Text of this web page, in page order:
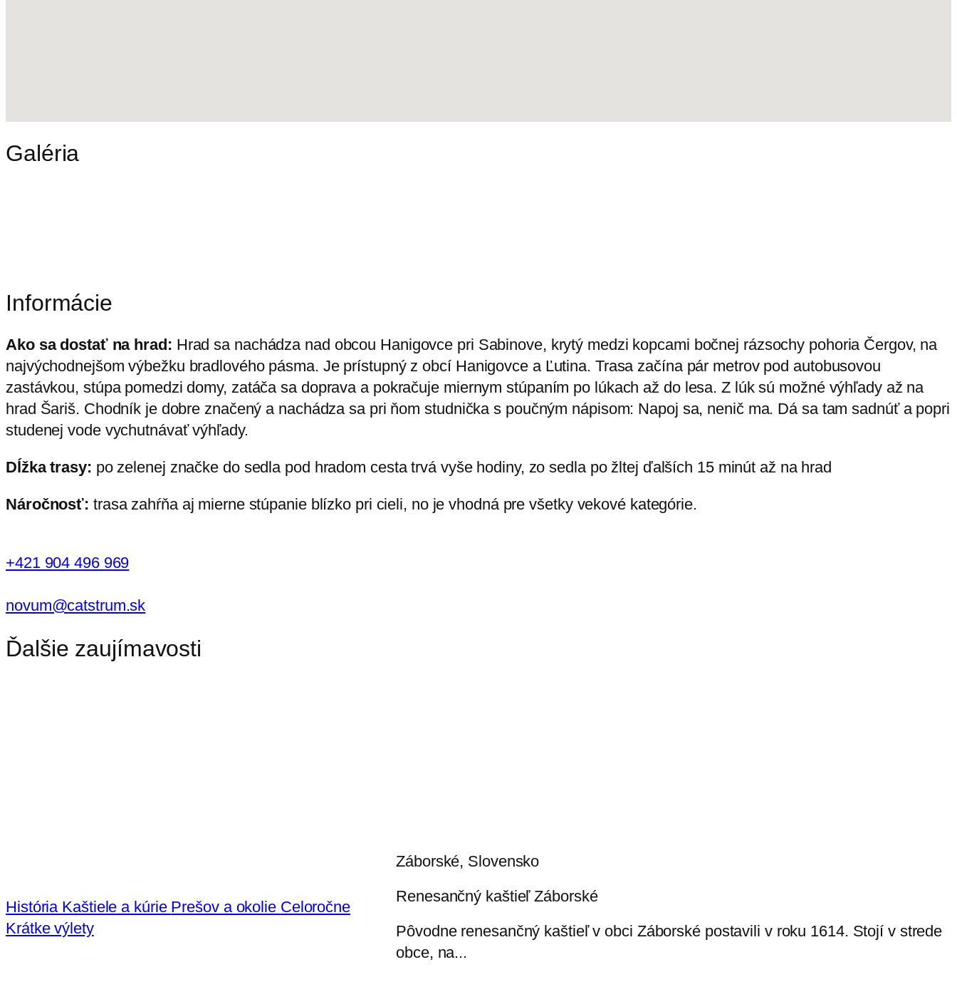
Galéria
Informácie
Ako sa dostať na hrad: Hrad sa nachádza nad obcou Hanigovce pri Sabinove, krytý medzi kopcami bočnej rázsochy pohoria Čergov, na
najvýchodnejšom výbežku bradlového pásma. Je prístupný z obcí Hanigovce a Ľutina. Trasa začína pár metrov pod autobusovou
zastávkou, stúpa pomedzi domy, zatáča sa doprava a pokračuje miernym stúpaním po lúkach až do lesa. Z lúk sú možné výhľady až na
hrad Šariš. Chodník je dobre značený a nachádza sa pri ňom studnička s poučným nápisom: Napoj sa, nenič ma. Dá sa tam sadnúť a popri
studenej vode vychutnávať výhľady.
Dĺžka trasy: po zelenej značke do sedla pod hradom cesta trvá vyše hodiny, zo sedla po žltej ďalších 15 minút až na hrad
Náročnosť: trasa zahŕňa aj mierne stúpanie blízko pri cieli, no je vhodná pre všetky vekové kategórie.
+421 904 496 969
novum@catstrum.sk
Ďalšie zaujímavosti
História Kaštiele a kúrie Prešov a okolie Celoročne
Krátke výlety
Záborské, Slovensko
Renesančný kaštieľ Záborské
Pôvodne renesančný kaštieľ v obci Záborské postavili v roku 1614. Stojí v strede
obce, na...